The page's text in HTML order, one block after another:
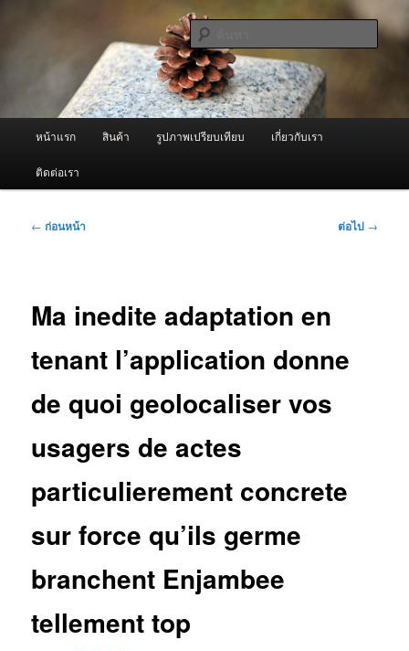
ผู้นำเข้าเครื่องพ่นหมอกควัน Best
Fogger / Fogger One และ อะไหล่
จำหน่ายเครื่องพ่นหมอกควัน คุณภาพดี บริการด้วยความจริงใจ
ค้นหา
หน้าแรก สินค้า รูปภาพเปรียบเทียบ เกี่ยวกับเรา
ติดต่อเรา
เมนู
← ก่อนหน้า ต่อไป →
Ma inedite adaptation en
tenant l’application donne
de quoi geolocaliser vos
usagers de actes
particulierement concrete
sur force qu’ils germe
branchent Enjambee
tellement top